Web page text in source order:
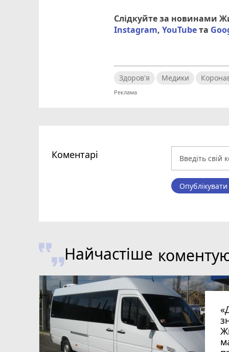
Слідкуйте за новинами
Instagram,YouTubeта
Здоров'я Медики
Коментарі
Найчастіше